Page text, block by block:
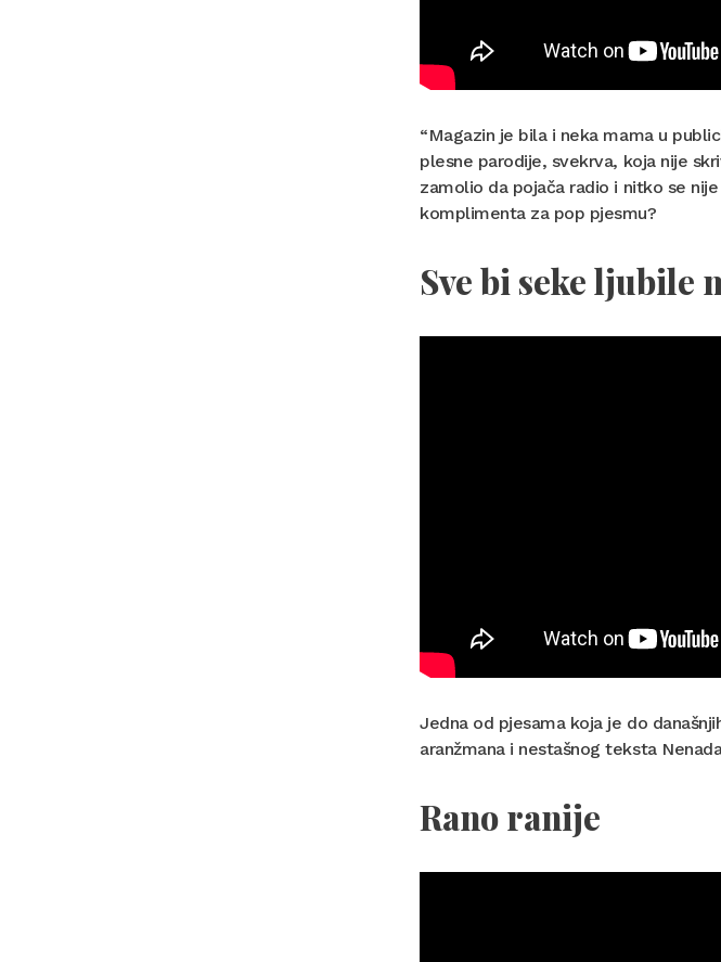
“Magazin je bila i neka mama u
plesne parodije, svekrva, koja nije
zamolio da pojača radio i nitko se
komplimenta za pop pjesmu?
Sve bi seke ljubile
Jedna od pjesama koja je do
aranžmana i nestašnog teksta
Rano ranije